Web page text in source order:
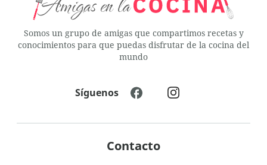
Somos un grupo de amigas que compartimos recetas y
conocimientos para que puedas disfrutar de la cocina del
mundo
Contacto
Síguenos